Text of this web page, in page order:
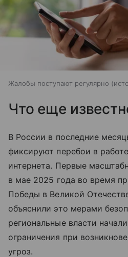
Жалобы поступают регулярно
Что еще
В России в последние
фиксируют перебои в
интернета. Первые
в мае 2025 года во время
Победы в Великой
объяснили это мерами
региональные власти
ограничения при
угроз.